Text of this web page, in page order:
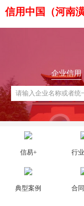
信用中国（河南潢
企业信用
信易+ 行
典型案例 合